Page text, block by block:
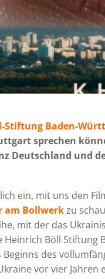
Stiftung Baden-
sprechen
Deutschland und
ein, mit uns den
am Bollwerkzu
mit der das
Böll Stiftung
des
vor vier Jahren